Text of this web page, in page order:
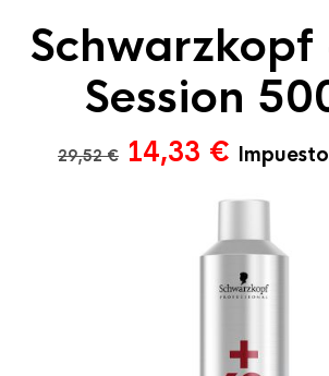
Schwarzkopf
Session
29,52€ El
original
29,52 €.
14,33 € El
precio
actual
es:
14,33 €.